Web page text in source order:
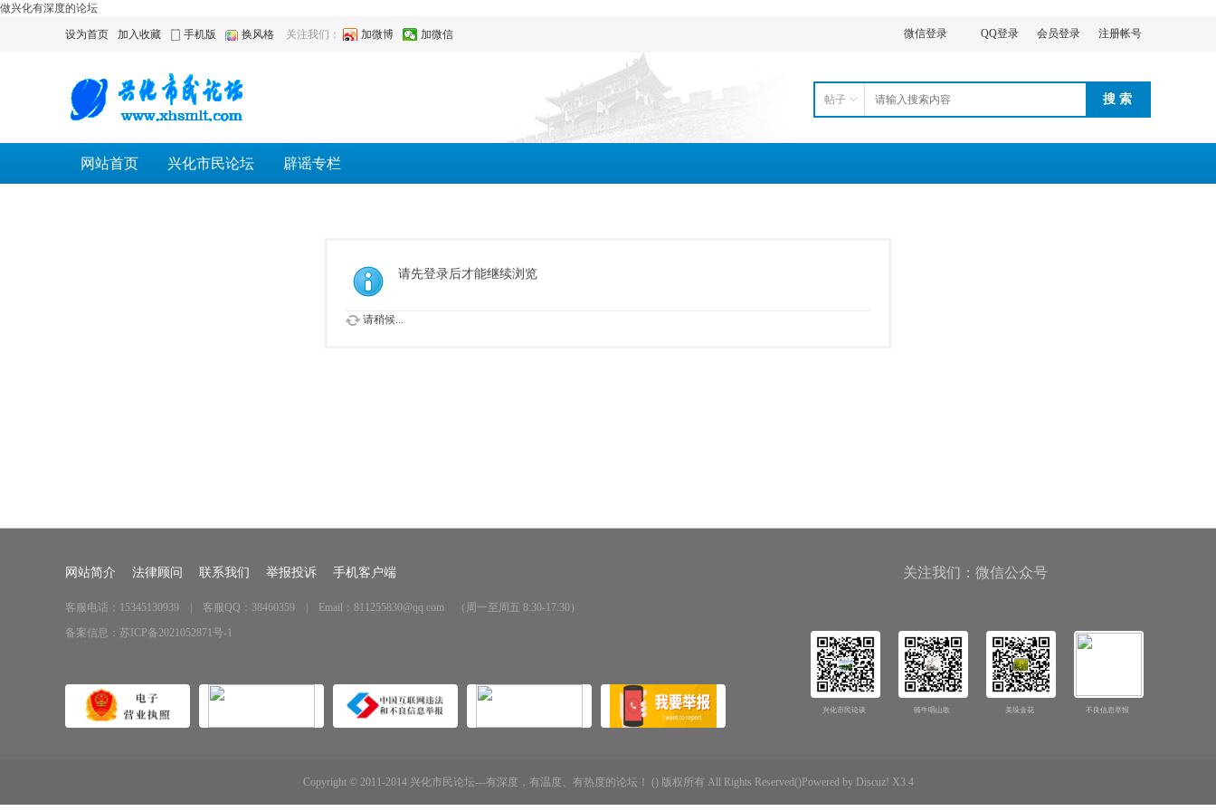
做兴化有深度的论坛
微信登录
QQ登录 会员登录 注册帐号
设为首页 加入收藏 手机版 换风格 关注我们： 加微博 加微信
帖子 搜 索
网站首页 兴化市民论坛 辟谣专栏
请先登录后才能继续浏览
请稍候...
网站简介 法律顾问 联系我们 举报投诉 手机客户端
客服电话：15345130939 | 客服QQ：38460359 | Email：811255830@qq.com （周一至周五 8:30-17:30）
备案信息： 苏ICP备2021052871号-1
关注我们：微信公众号
兴化市民论谈 骑牛唱山歌 美垛金花 不良信息举报
Copyright © 2011-2014 兴化市民论坛---有深度，有温度、有热度的论坛！ () 版权所有 All Rights Reserved()Powered by Discuz! X3.4